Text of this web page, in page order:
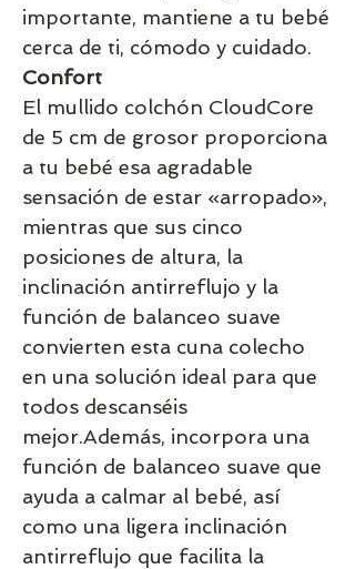
importante, mantiene a tu bebé
cerca de ti, cómodo y cuidado.
Confort
El mullido colchón CloudCore
de 5 cm de grosor proporciona
a tu bebé esa agradable
sensación de estar «arropado»,
mientras que sus cinco
posiciones de altura, la
inclinación antirreflujo y la
función de balanceo suave
convierten esta cuna colecho
en una solución ideal para que
todos descanséis
mejor.Además, incorpora una
función de balanceo suave que
ayuda a calmar al bebé, así
como una ligera inclinación
antirreflujo que facilita la